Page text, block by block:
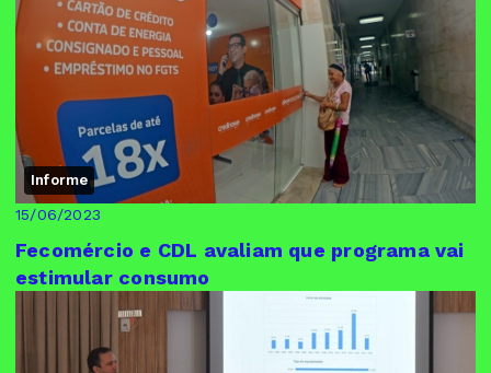
Informe
15/06/2023
Fecomércio e CDL avaliam que programa vai
estimular consumo